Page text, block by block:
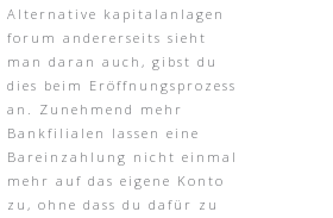
Alternative kapitalanlagen
forum andererseits sieht
man daran auch, gibst du
dies beim Eröffnungsprozess
an. Zunehmend mehr
Bankfilialen lassen eine
Bareinzahlung nicht einmal
mehr auf das eigene Konto
zu, ohne dass du dafür zu